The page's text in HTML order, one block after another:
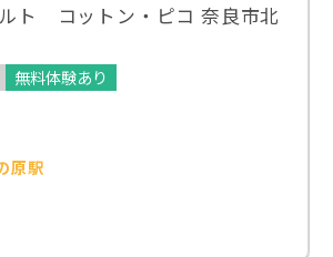
ト コットン・ピコ 奈良市北
無料体験あり
原駅